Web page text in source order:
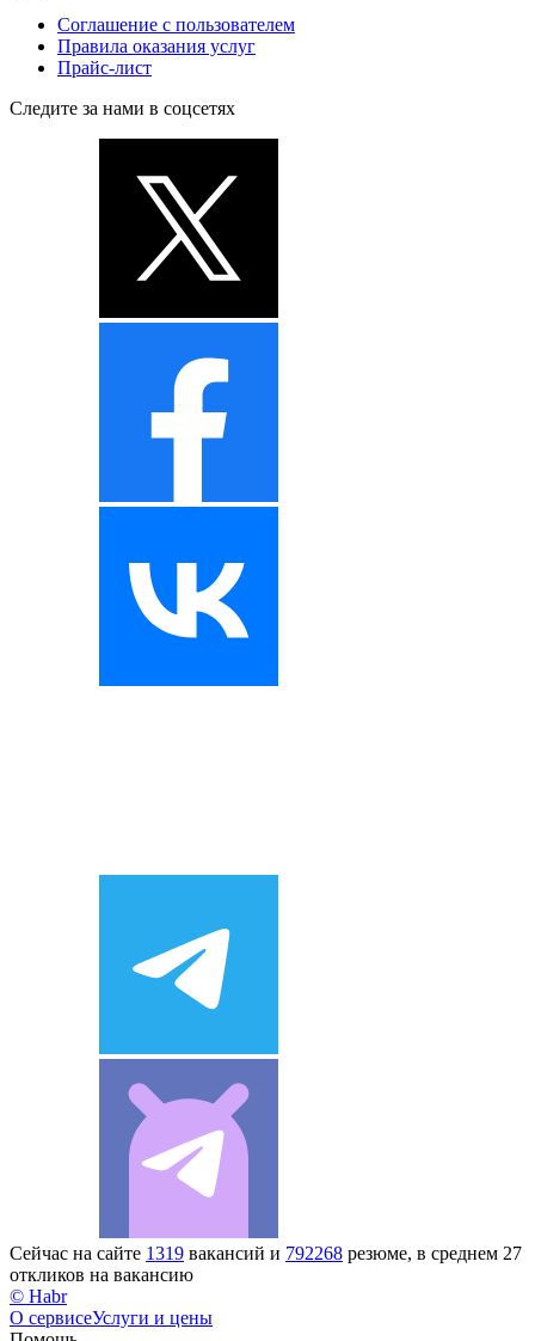
Соглашение с пользователем
Правила оказания услуг
Прайс-лист
Следите за нами в соцсетях
Сейчас на сайте 1319 вакансий и 792268 резюме, в среднем 27
откликов на вакансию
© Habr
О сервисеУслуги и цены